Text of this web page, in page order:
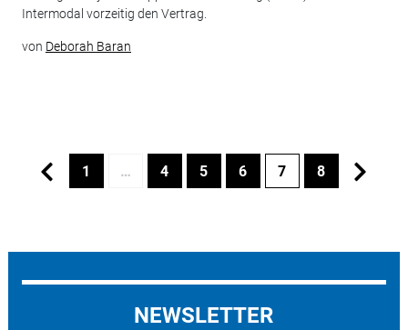
Intermodal vorzeitig den Vertrag.
von Deborah Baran
1 … 4 5 6 7 8
NEWSLETTER